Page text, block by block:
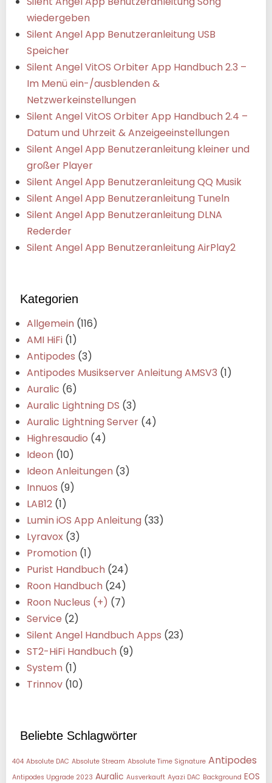
wiedergeben
Silent Angel App Benutzeranleitung USB
Speicher
Silent Angel VitOS Orbiter App Handbuch 2.3 –
Im Menü ein-/ausblenden &
Netzwerkeinstellungen
Silent Angel VitOS Orbiter App Handbuch 2.4 –
Datum und Uhrzeit & Anzeigeeinstellungen
Silent Angel App Benutzeranleitung kleiner und
großer Player
Silent Angel App Benutzeranleitung QQ Musik
Silent Angel App Benutzeranleitung Tuneln
Silent Angel App Benutzeranleitung DLNA
Rederder
Silent Angel App Benutzeranleitung AirPlay2
Kategorien
Allgemein (116)
AMI HiFi (1)
Antipodes (3)
Antipodes Musikserver Anleitung AMSV3 (1)
Auralic (6)
Auralic Lightning DS (3)
Auralic Lightning Server (4)
Highresaudio (4)
Ideon (10)
Ideon Anleitungen (3)
Innuos (9)
LAB12 (1)
Lumin iOS App Anleitung (33)
Lyravox (3)
Promotion (1)
Purist Handbuch (24)
Roon Handbuch (24)
Roon Nucleus (+) (7)
Service (2)
Silent Angel Handbuch Apps (23)
ST2-HiFi Handbuch (9)
System (1)
Trinnov (10)
Beliebte Schlagwörter
404 Absolute DAC Absolute Stream Absolute Time Signature Antipodes
Antipodes Upgrade 2023 Auralic Ausverkauft Ayazi DAC Background EOS